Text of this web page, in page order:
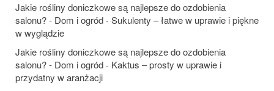
Jakie rośliny doniczkowe są najlepsze do ozdobienia
salonu? - Dom i ogród - Sukulenty – łatwe w uprawie i piękne
w wyglądzie
Jakie rośliny doniczkowe są najlepsze do ozdobienia
salonu? - Dom i ogród - Kaktus – prosty w uprawie i
przydatny w aranżacji